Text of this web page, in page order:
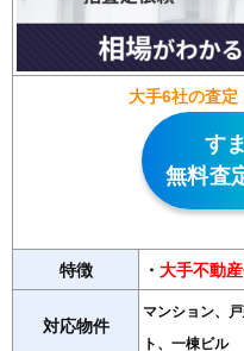
大手6社の査定
す
無料査
特徴 ・ 大手不動
対応物件
マンション、
ト、一棟ビル